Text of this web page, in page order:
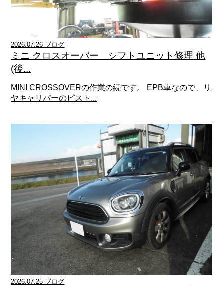
2026.07.26 ブログ
ミニ クロスオーバー シフトユニット修理 他
(後...
MINI CROSSOVERの作業の続です。 EPB車なので、リ
ヤキャリパーのピスト...
2026.07.25 ブログ